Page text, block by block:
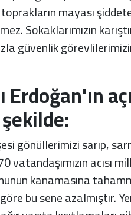
mayası
Sokaklarımızın
güvenlik
gönüllerimizi sarıp,
acısı
kanamasına
bu sene